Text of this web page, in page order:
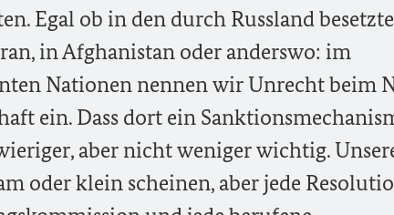
Egal ob in den durch Russland
in Afghanistan oder anderswo: im
Nationen nennen wir Unrecht beim
ein. Dass dort ein
aber nicht weniger wichtig.
oder klein scheinen, aber jede